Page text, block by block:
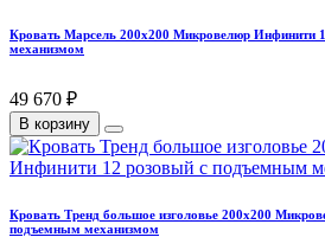
Кровать Марсель 200х200 Микровелюр Инфинити
механизмом
49 670 ₽
В корзину
Кровать Тренд большое изголовье 200х200
подъемным механизмом